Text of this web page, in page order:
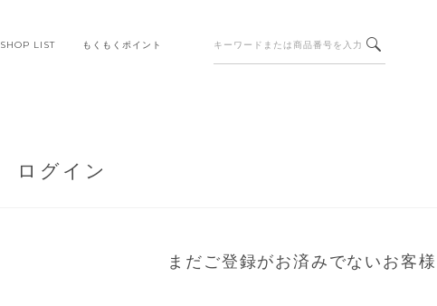
SHOP LIST もくもくポイント
ログイン
まだご登録がお済みでないお客様